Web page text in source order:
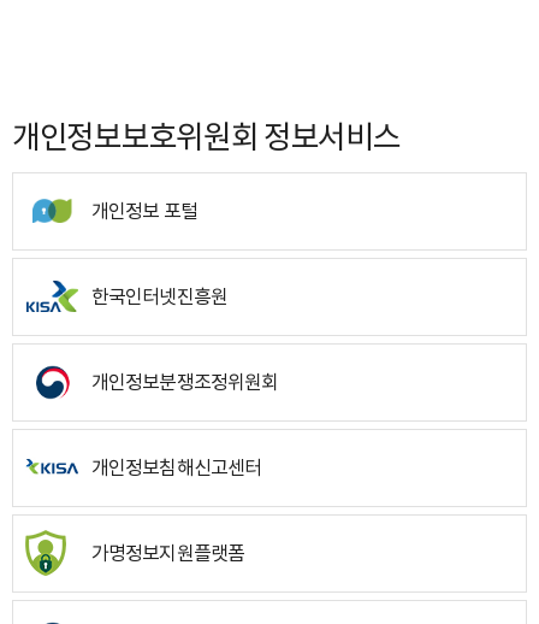
개인정보보호위원회 정보서비스
개인정보 포털
한국인터넷진흥원
개인정보분쟁조정위원회
개인정보침해신고센터
가명정보지원플랫폼